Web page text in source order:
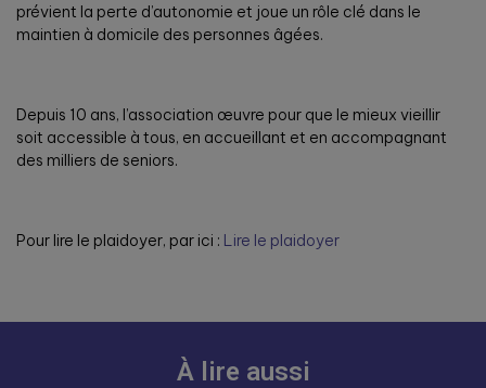
prévient la perte d’autonomie et joue un rôle clé dans le
maintien à domicile des personnes âgées.
Depuis 10 ans, l’association œuvre pour que le mieux vieillir
soit accessible à tous, en accueillant et en accompagnant
des milliers de seniors.
Pour lire le plaidoyer, par ici : Lire le plaidoyer
À lire aussi